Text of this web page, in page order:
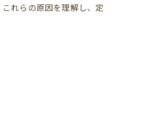
れらの原因を理解し、定